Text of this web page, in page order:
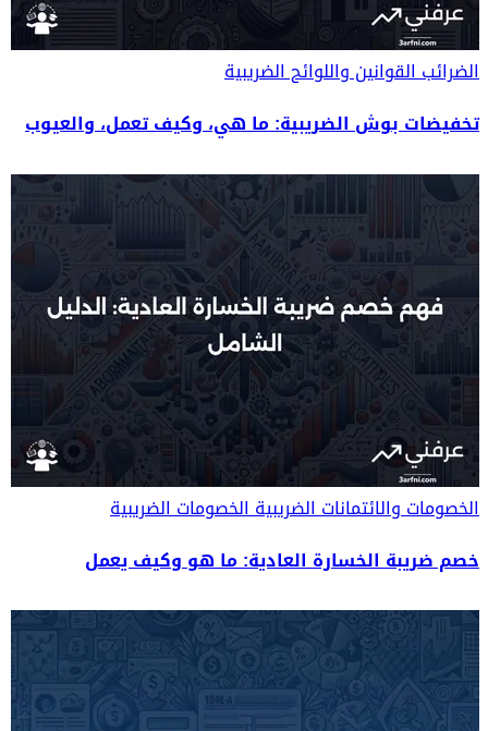
الضرائبالقوانين واللوائح الضريبية
تخفيضات بوش الضريبية: ما هي، وكيف تعمل، والعيوب
الخصومات والائتمانات الضريبيةالخصومات الضريبية
خصم ضريبة الخسارة العادية: ما هو وكيف يعمل